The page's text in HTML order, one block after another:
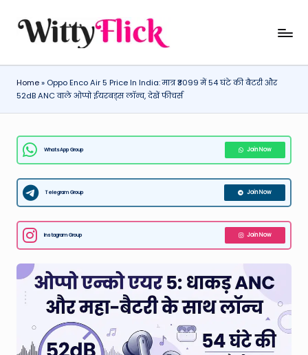
W
it
ty
Fl
ic
k:
L
a
t
e
st
W
WittyFlick:
Tech
News
Around
World
Home» Oppo Enco Air 5 Price In India: मात्र ₹3099 में 54 घंटे की बैटरी और
52dB ANC वाले ओप्पो ईयरबड्स लॉन्च, देखें फीचर्स
WhatsApp Group Join Now
Telegram Group Join Now
Instagram Group Join Now